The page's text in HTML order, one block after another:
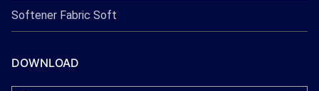
Softener Fabric Soft
DOWNLOAD